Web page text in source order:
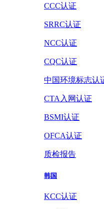
CCC认证
SRRC认证
NCC认证
CQC认证
中国环境标志认
CTA入网认证
BSMI认证
OFCA认证
质检报告
韩国
KCC认证